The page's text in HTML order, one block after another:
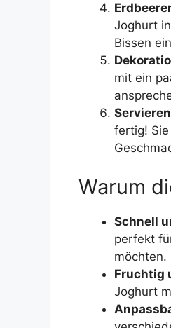
Joghurt
Bissen
mit ein
fertig!
Warum
Schnell
perfekt
möchten.
Fruchtig
Joghurt